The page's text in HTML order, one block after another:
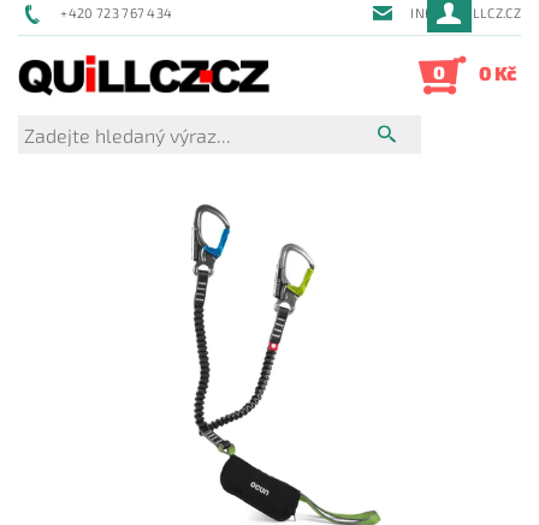
+420 723 767 434 INFO@QUILLCZ.CZ
0 0 Kč